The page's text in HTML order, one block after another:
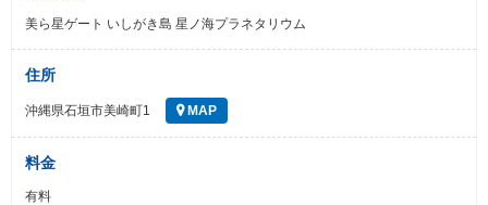
美ら星ゲート いしがき島 星ノ海プラネタリウム
住所
沖縄県石垣市美崎町1 MAP
料金
有料